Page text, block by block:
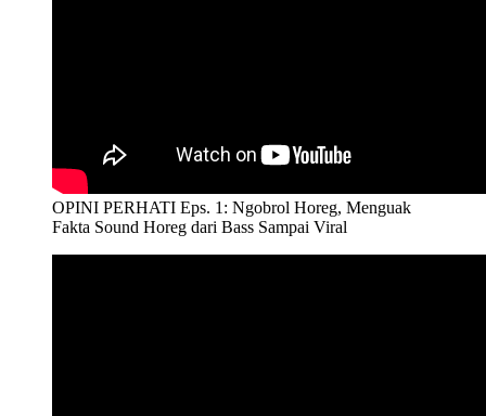
OPINI PERHATI Eps. 1: Ngobrol Horeg, Menguak
Fakta Sound Horeg dari Bass Sampai Viral